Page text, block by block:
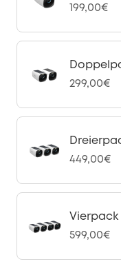
199,00€
299,00€
449,00€
Vierpack
599,00€